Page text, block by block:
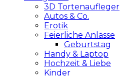
3D Tortenaufleger
Autos & Co.
Erotik
Feierliche Anlässe
Geburtstag
Handy & Laptop
Hochzeit & Liebe
Kinder